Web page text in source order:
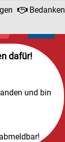
Bedanken
dafür!
und bin